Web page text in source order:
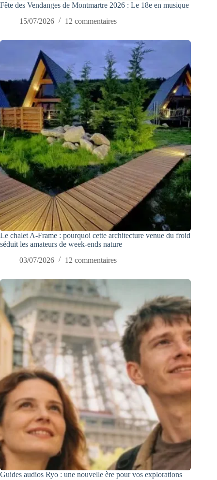
Fête des Vendanges de Montmartre 2026 : Le 18e en musique
15/07/2026
12 commentaires
Le chalet A-Frame : pourquoi cette architecture venue du froid
séduit les amateurs de week-ends nature
03/07/2026
12 commentaires
Guides audios Ryo : une nouvelle ère pour vos explorations